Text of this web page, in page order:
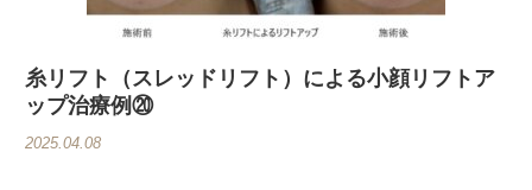
糸リフト（スレッドリフト）による小顔リフトア
ップ治療例⑳
2025.04.08